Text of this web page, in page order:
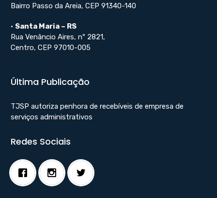
Bairro Passo da Areia, CEP 91340-140
• Santa Maria – RS
Rua Venâncio Aires, nº 2821,
Centro, CEP 97010-005
Última Publicação
TJSP autoriza penhora de recebíveis de empresa de
serviços administrativos
Redes Sociais